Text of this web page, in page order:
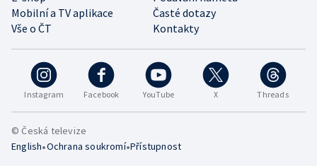
Instagram Facebook YouTube X Threads
Mobilní a TV aplikace
Časté dotazy
Vše o ČT
Kontakty
© Česká televize
English•Ochrana soukromí•Přístupnost